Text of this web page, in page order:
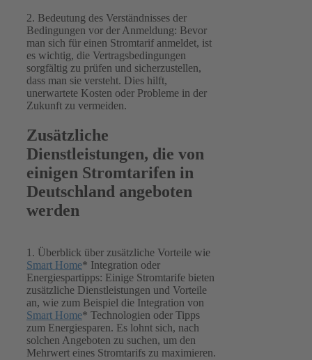
2. Bedeutung des Verständnisses der
Bedingungen vor der Anmeldung: Bevor
man sich für einen Stromtarif anmeldet, ist
es wichtig, die Vertragsbedingungen
sorgfältig zu prüfen und sicherzustellen,
dass man sie versteht. Dies hilft,
unerwartete Kosten oder Probleme in der
Zukunft zu vermeiden.
Zusätzliche
Dienstleistungen, die von
einigen Stromtarifen in
Deutschland angeboten
werden
1. Überblick über zusätzliche Vorteile wie
Smart Home* Integration oder
Energiespartipps: Einige Stromtarife bieten
zusätzliche Dienstleistungen und Vorteile
an, wie zum Beispiel die Integration von
Smart Home* Technologien oder Tipps
zum Energiesparen. Es lohnt sich, nach
solchen Angeboten zu suchen, um den
Mehrwert eines Stromtarifs zu maximieren.